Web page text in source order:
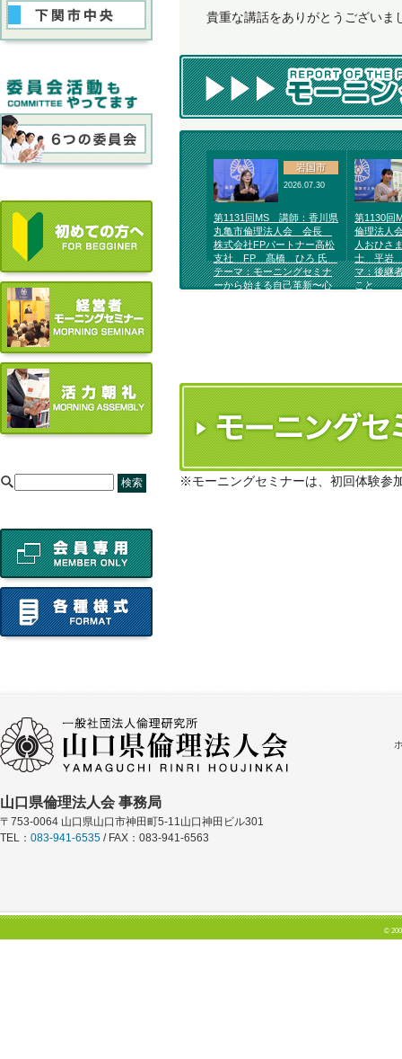
貴重な講話をありがとうございま
岩国市
2026.07.30
第1131回MS 講師：香川県
丸亀市倫理法人会 会長
株式会社FPパートナー高松
支社 FP 髙橋 ひろ 氏
テーマ：モーニングセミナ
ーから始まる自己革新〜心
第1130回
倫理法人
人おひさ
士 平岩
マ：後継
こと
※モーニングセミナーは、初回体験参
[
山口県倫理法人会 事務局
〒753-0064 山口県山口市神田町5-11山口神田ビル301
TEL： 083-941-6535 / FAX：083-941-6563
©